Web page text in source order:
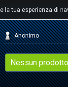
la tua esperienza di
Nessun
Anonimo